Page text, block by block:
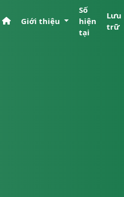
Giới thiệu
Số
hiện
tại
Lưu
trữ